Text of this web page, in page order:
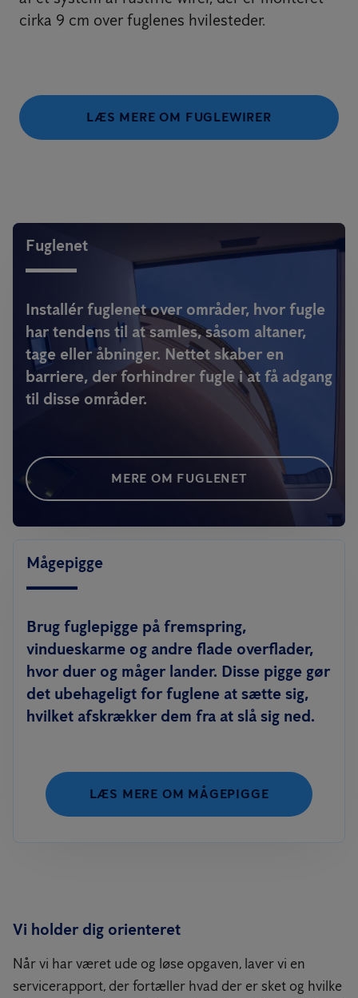
cirka 9 cm over fuglenes hvilesteder.
LÆS MERE OM FUGLEWIRER
Fuglenet
Installér fuglenet over områder, hvor fugle
har tendens til at samles, såsom altaner,
tage eller åbninger. Nettet skaber en
barriere, der forhindrer fugle i at få adgang
til disse områder.
MERE OM FUGLENET
Mågepigge
Brug fuglepigge på fremspring,
vindueskarme og andre flade overflader,
hvor duer og måger lander. Disse pigge gør
det ubehageligt for fuglene at sætte sig,
hvilket afskrækker dem fra at slå sig ned.
LÆS MERE OM MÅGEPIGGE
Vi holder dig orienteret
Når vi har været ude og løse opgaven, laver vi en
servicerapport, der fortæller hvad der er sket og hvilke